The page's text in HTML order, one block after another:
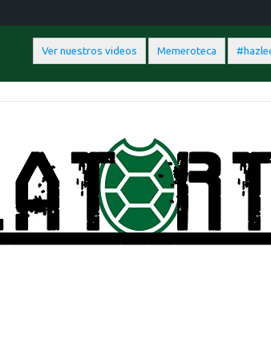
Ver nuestros videos Memeroteca